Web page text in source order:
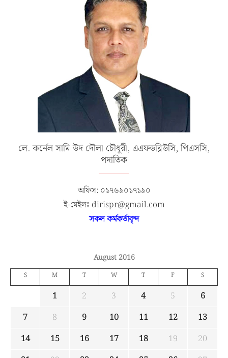
লে. কর্নেল সামি উদ দৌলা চৌধুরী, এএফডব্লিউসি, পিএসসি,
পদাতিক
অফিস: ০১৭৬৯০১৭১৯০
ই-মেইলঃ dirispr@gmail.com
সকল কর্মকর্তাবৃন্দ
August 2016
S M T W T F S
1 2 3 4 5
6
7
8 9 10 11 12
13
14
15 16 17 18 19
20